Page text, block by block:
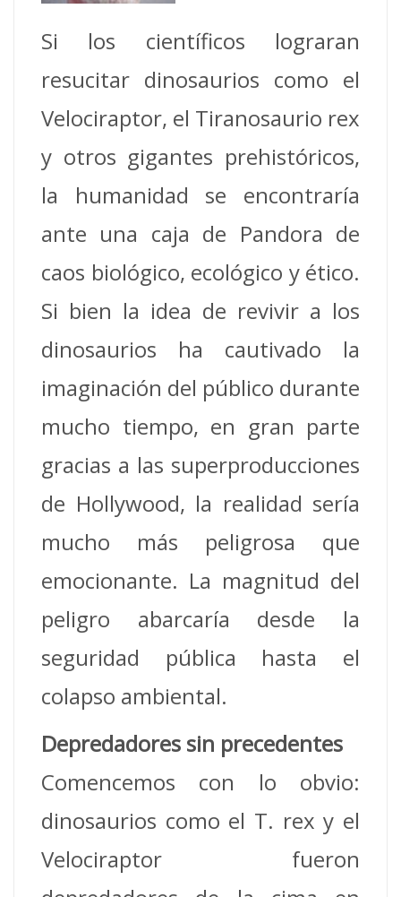
Si los científicos lograran
resucitar dinosaurios como el
Velociraptor, el Tiranosaurio rex
y otros gigantes prehistóricos,
la humanidad se encontraría
ante una caja de Pandora de
caos biológico, ecológico y ético.
Si bien la idea de revivir a los
dinosaurios ha cautivado la
imaginación del público durante
mucho tiempo, en gran parte
gracias a las superproducciones
de Hollywood, la realidad sería
mucho más peligrosa que
emocionante. La magnitud del
peligro abarcaría desde la
seguridad pública hasta el
colapso ambiental.
Depredadores sin precedentes
Comencemos con lo obvio:
dinosaurios como el T. rex y el
Velociraptor fueron